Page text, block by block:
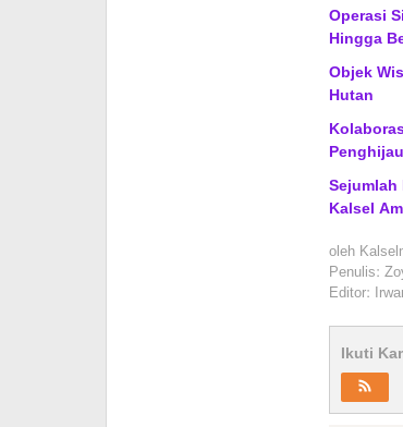
Operasi
Hingga
Objek
Hutan
Kalsel
oleh
Penulis:
Editor:
Ikuti